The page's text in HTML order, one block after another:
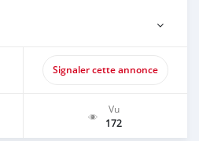
Signaler cette annonce
Vu
172